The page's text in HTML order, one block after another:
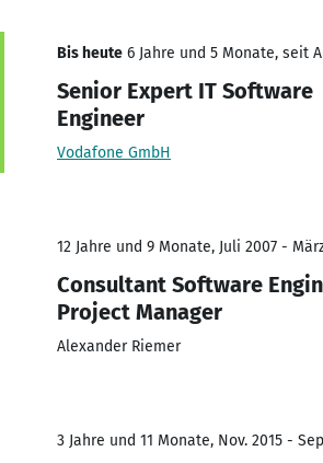
Bis heute 6 Jahre und 5 Monate, seit
Senior Expert IT Software
Engineer
Vodafone GmbH
12 Jahre und 9 Monate, Juli 2007 -
Consultant Software
Project Manager
Alexander Riemer
3 Jahre und 11 Monate, Nov. 2015 -